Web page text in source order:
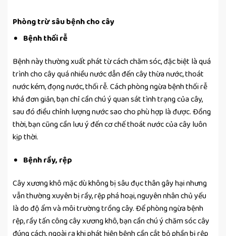
Phòng trừ sâu bệnh cho cây
Bệnh thối rễ
Bệnh này thường xuất phát từ cách chăm sóc, đặc biệt là quá
trình cho cây quá nhiều nước dẫn đến cây thừa nước, thoát
nước kém, đọng nước, thối rễ. Cách phòng ngừa bệnh thối rễ
khá đơn giản, bạn chỉ cần chú ý quan sát tình trạng của cây,
sau đó điều chỉnh lượng nước sao cho phù hợp là được. Đồng
thời, bạn cũng cần lưu ý đến cơ chế thoát nước của cây luôn
kịp thời.
Bệnh rầy, rệp
Cây xương khô mặc dù không bị sâu đục thân gây hại nhưng
vẫn thường xuyên bị rầy, rệp phá hoại, nguyên nhân chủ yếu
là do độ ẩm và môi trường trồng cây. Để phòng ngừa bệnh
rệp, rầy tấn công cây xương khô, bạn cần chú ý chăm sóc cây